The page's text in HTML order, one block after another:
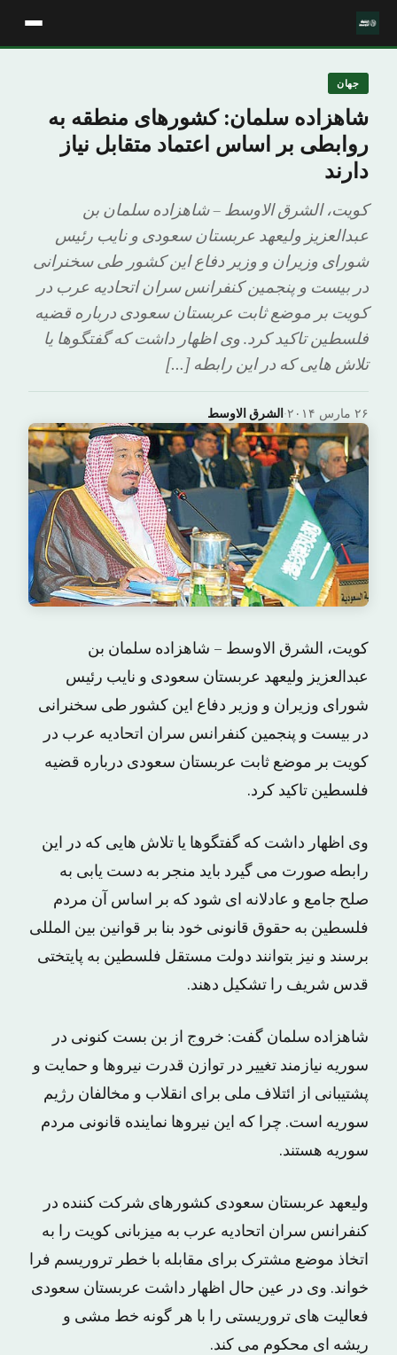
جهان
شاهزاده سلمان: کشورهای منطقه به
روابطی بر اساس اعتماد متقابل نیاز
دارند
کویت، الشرق الاوسط – شاهزاده سلمان بن
عبدالعزیز ولیعهد عربستان سعودی و نایب رئیس
شورای وزیران و وزیر دفاع این کشور طی سخنرانی
در بیست و پنجمین کنفرانس سران اتحادیه عرب در
کویت بر موضع ثابت عربستان سعودی درباره قضیه
فلسطین تاکید کرد. وی اظهار داشت که گفتگوها یا
تلاش هایی که در این رابطه […]
الشرق الاوسط· ۲۶ مارس ۲۰۱۴
کویت، الشرق الاوسط – شاهزاده سلمان بن
عبدالعزیز ولیعهد عربستان سعودی و نایب رئیس
شورای وزیران و وزیر دفاع این کشور طی سخنرانی
در بیست و پنجمین کنفرانس سران اتحادیه عرب در
کویت بر موضع ثابت عربستان سعودی درباره قضیه
فلسطین تاکید کرد.
وی اظهار داشت که گفتگوها یا تلاش هایی که در این
رابطه صورت می گیرد باید منجر به دست یابی به
صلح جامع و عادلانه ای شود که بر اساس آن مردم
فلسطین به حقوق قانونی خود بنا بر قوانین بین المللی
برسند و نیز بتوانند دولت مستقل فلسطین به پایتختی
قدس شریف را تشکیل دهند.
شاهزاده سلمان گفت: خروج از بن بست کنونی در
سوریه نیازمند تغییر در توازن قدرت نیروها و حمایت و
پشتیبانی از ائتلاف ملی برای انقلاب و مخالفان رژیم
سوریه است. چرا که این نیروها نماینده قانونی مردم
سوریه هستند.
ولیعهد عربستان سعودی کشورهای شرکت کننده در
کنفرانس سران اتحادیه عرب به میزبانی کویت را به
اتخاذ موضع مشترک برای مقابله با خطر تروریسم فرا
خواند. وی در عین حال اظهار داشت عربستان سعودی
فعالیت های تروریستی را با هر گونه خط مشی و
ریشه ای محکوم می کند.